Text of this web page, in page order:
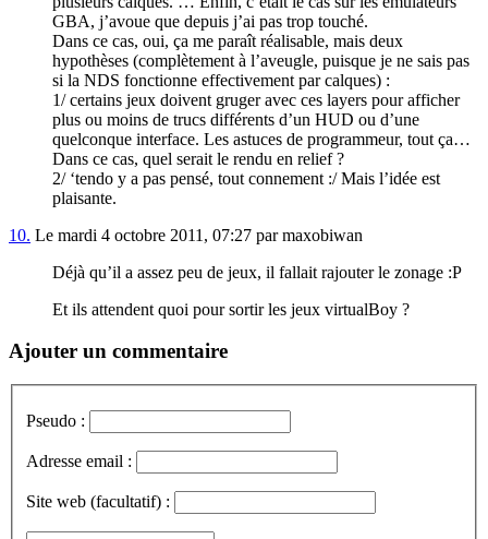
GBA, j’avoue que depuis j’ai pas trop touché.
Dans ce cas, oui, ça me paraît réalisable, mais deux
hypothèses (complètement à l’aveugle, puisque je ne sais pas
si la NDS fonctionne effectivement par calques) :
1/ certains jeux doivent gruger avec ces layers pour afficher
plus ou moins de trucs différents d’un HUD ou d’une
quelconque interface. Les astuces de programmeur, tout ça…
Dans ce cas, quel serait le rendu en relief ?
2/ ‘tendo y a pas pensé, tout connement :/ Mais l’idée est
plaisante.
10. Le mardi 4 octobre 2011, 07:27 par maxobiwan
Déjà qu’il a assez peu de jeux, il fallait rajouter le zonage :P
Et ils attendent quoi pour sortir les jeux virtualBoy ?
Ajouter un commentaire
Pseudo :
Adresse email :
Site web (facultatif) :